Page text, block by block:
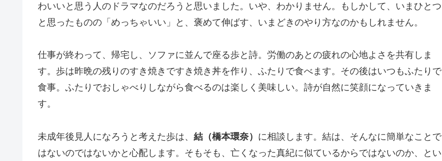
わいいと思う人のドラマなのだろうと思いました。いや、わかりません。もしかして、いまひとつ
と思ったものの「めっちゃいい」と、褒めて伸ばす、いまどきのやり方なのかもしれません。
仕事が終わって、帰宅し、ソファに並んで座る歩と詩。労働のあとの疲れの心地よさを共有しま
す。歩は昨晩の残りのすき焼きですき焼き丼を作り、ふたりで食べます。その後はいつもふたりで
食事。ふたりでおしゃべりしながら食べるのは楽しく美味しい。詩が自然に笑顔になっていきま
す。
未成年後見人になろうと考えた歩は、 結（橋本環奈） に相談します。結は、そんなに簡単なことで
はないのではないかと心配します。そもそも、亡くなった真紀に似ているからではないのか、とい